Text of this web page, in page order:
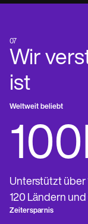
07
Wir
ist
Weltweit beliebt
Unterstützt über
120 Ländern
Zeitersparnis